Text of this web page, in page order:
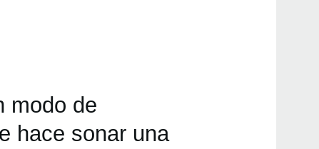
modo de
hace sonar una